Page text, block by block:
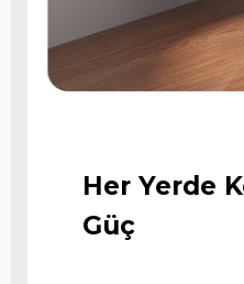
Her Yerde
Güç